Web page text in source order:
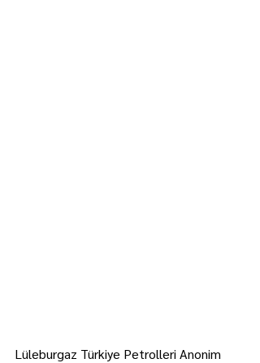
Lüleburgaz Türkiye Petrolleri Anonim